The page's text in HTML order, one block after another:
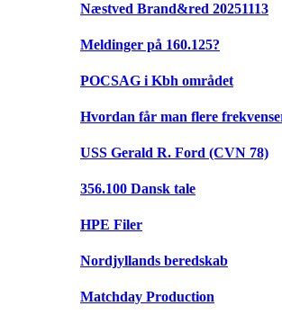
Næstved Brand&red 20251113
Meldinger på 160.125?
POCSAG i Kbh området
Hvordan får man flere
USS Gerald R. Ford (CVN 78)
356.100 Dansk tale
HPE Filer
Nordjyllands beredskab
Matchday Production